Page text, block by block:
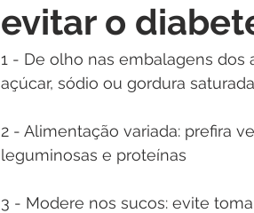
evitar o
1 - De olho nas embalagens
açúcar, sódio ou gordura
2 - Alimentação variada: prefira
leguminosas e proteínas
3 - Modere nos sucos: evite